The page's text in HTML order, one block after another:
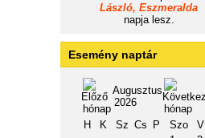
László, Eszmeralda
napja lesz.
Esemény naptár
Augusztus
2026
H
K Sz Cs P Szo
V